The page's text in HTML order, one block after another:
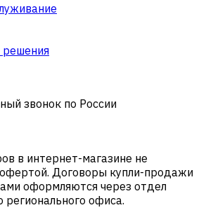
решения
звонок по России
в интернет-магазине не
офертой. Договоры купли-продажи
оформляются через отдел
офиса.